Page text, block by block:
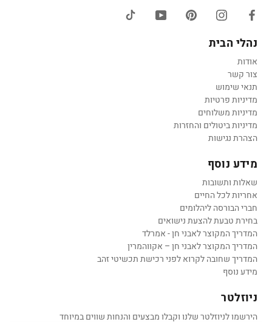
נהלי הבית
אודות
צור קשר
תנאי שימוש
מדיניות פרטיות
מדיניות משלוחים
מדיניות ביטולים והחזרות
הצהרת נגישות
מידע נוסף
שאלות ותשובות
אחריות לכל החיים
חברי הבורסה ליהלומים
בחירת טבעת להצעת נישואים
המדריך המקוצר לאבני חן - אמרלד
המדריך המקוצר לאבני חן – אקווהמרין
המדריך שחובה לקרוא לפני רכישת תכשיטי זהב
מידע נוסף
ניוזלטר
הירשמו לניוזלטר שלנו וקבלו מבצעים והנחות שווים במיוחד